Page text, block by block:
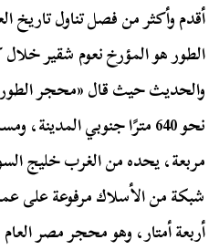
أقدم وأكثر من فصل تناول
الطور هو المؤرخ نعوم شقير خلال
والحديث حيث قال «محجر
مربعة، يحده من الغرب خليج
شبكة من الأسلاك مرفوعة على
أربعة أمتار، وهو محجر مصر